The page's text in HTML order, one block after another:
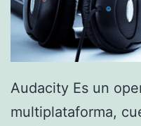
Audacity Es un
multiplataforma,